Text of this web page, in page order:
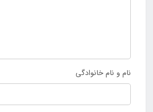
نام و نام خانوادگی